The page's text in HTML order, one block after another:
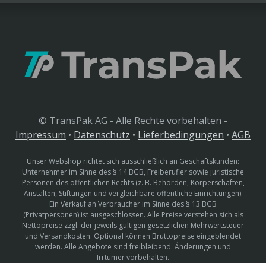
© TransPak AG - Alle Rechte vorbehalten -
Impressum • Datenschutz • Lieferbedingungen • AGB
Unser Webshop richtet sich ausschließlich an Geschäftskunden:
Unternehmer im Sinne des § 14 BGB, Freiberufler sowie juristische
Personen des öffentlichen Rechts (z. B. Behörden, Körperschaften,
Anstalten, Stiftungen und vergleichbare öffentliche Einrichtungen).
Ein Verkauf an Verbraucher im Sinne des § 13 BGB
(Privatpersonen) ist ausgeschlossen. Alle Preise verstehen sich als
Nettopreise zzgl. der jeweils gültigen gesetzlichen Mehrwertsteuer
und Versandkosten. Optional können Bruttopreise eingeblendet
werden. Alle Angebote sind freibleibend. Änderungen und
Irrtümer vorbehalten.